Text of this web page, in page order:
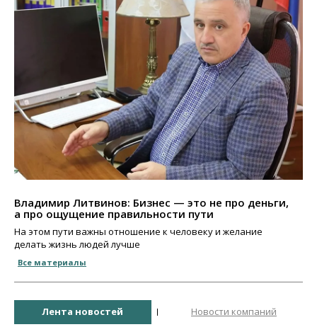
Владимир Литвинов: Бизнес — это не про деньги,
а про ощущение правильности пути
На этом пути важны отношение к человеку и желание
делать жизнь людей лучше
Все материалы
Лента новостей Новости компаний